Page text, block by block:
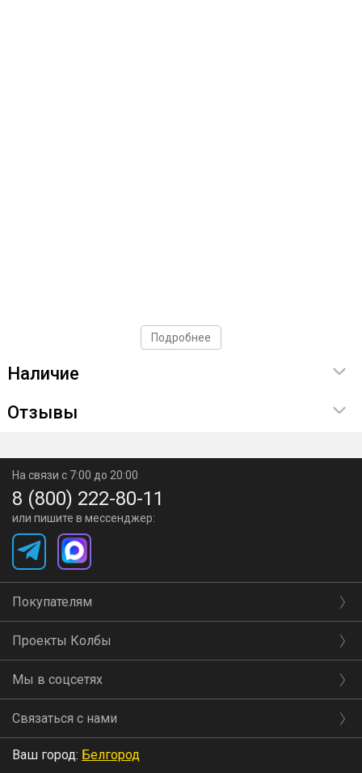
Подробнее
Наличие
Отзывы
На связи с 7:00 до 20:00
8 (800) 222-80-11
или пишите в мессенджер:
Покупателям
Проекты Колбы
Мы в соцсетях
Связаться с нами
Ваш город: Белгород